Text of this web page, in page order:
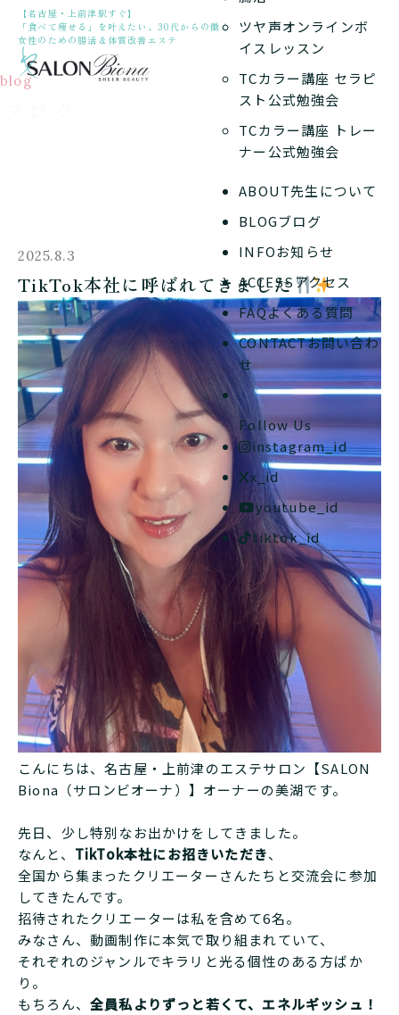
【名古屋・上前津駅すぐ】
「食べて痩せる」を叶えたい、30代からの働く
女性のための腸活＆体質改善エステ
ツヤ声オンラインボ
イスレッスン
TCカラー講座 セラピ
スト公式勉強会
TCカラー講座 トレー
ナー公式勉強会
ABOUT先生について
BLOGブログ
INFOお知らせ
ACCESS アクセス
FAQよくある質問
CONTACTお問い合わ
せ
Follow Us
instagram_id
x_id
youtube_id
tiktok_id
blog
2025.8.3
TikTok本社に呼ばれてきました
こんにちは、名古屋・上前津のエステサロン【SALON
Biona（サロンビオーナ）】オーナーの美湖です。
先日、少し特別なお出かけをしてきました。
なんと、 TikTok本社にお招きいただき、
全国から集まったクリエーターさんたちと交流会に参加
してきたんです。
招待されたクリエーターは私を含めて6名。
みなさん、動画制作に本気で取り組まれていて、
それぞれのジャンルでキラリと光る個性のある方ばか
り。
もちろん、 全員私よりずっと若くて、エネルギッシュ！